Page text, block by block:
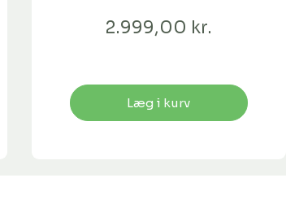
2.999,00 kr.
Læg i kurv